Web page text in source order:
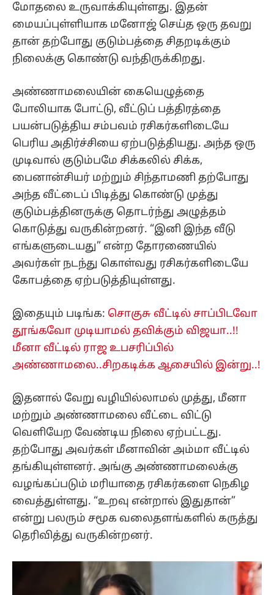
மோதலை உருவாக்கியுள்ளது. இதன்
மையப்புள்ளியாக மனோஜ் செய்த ஒரு தவறு
தான் தற்போது குடும்பத்தை சிதறடிக்கும்
நிலைக்கு கொண்டு வந்திருக்கிறது.
அண்ணாமலையின் கையெழுத்தை
போலியாக போட்டு, வீட்டுப் பத்திரத்தை
பயன்படுத்திய சம்பவம் ரசிகர்களிடையே
பெரிய அதிர்ச்சியை ஏற்படுத்தியது. அந்த ஒரு
முடிவால் குடும்பமே சிக்கலில் சிக்க,
பைனான்சியர் மற்றும் சிந்தாமணி தற்போது
அந்த வீட்டைப் பிடித்து கொண்டு முத்து
குடும்பத்தினருக்கு தொடர்ந்து அழுத்தம்
கொடுத்து வருகின்றனர். “இனி இந்த வீடு
எங்களுடையது” என்ற தோரணையில்
அவர்கள் நடந்து கொள்வது ரசிகர்களிடையே
கோபத்தை ஏற்படுத்தியுள்ளது.
இதையும் படிங்க: சொகுசு வீட்டில் சாப்பிடவோ
தூங்கவோ முடியாமல் தவிக்கும் விஜயா..!!
மீனா வீட்டில் ராஜ உபசரிப்பில்
அண்ணாமலை..சிறகடிக்க ஆசையில் இன்று..!
இதனால் வேறு வழியில்லாமல் முத்து, மீனா
மற்றும் அண்ணாமலை வீட்டை விட்டு
வெளியேற வேண்டிய நிலை ஏற்பட்டது.
தற்போது அவர்கள் மீனாவின் அம்மா வீட்டில்
தங்கியுள்ளனர். அங்கு அண்ணாமலைக்கு
வழங்கப்படும் மரியாதை ரசிகர்களை நெகிழ
வைத்துள்ளது. “உறவு என்றால் இதுதான்”
என்று பலரும் சமூக வலைதளங்களில் கருத்து
தெரிவித்து வருகின்றனர்.